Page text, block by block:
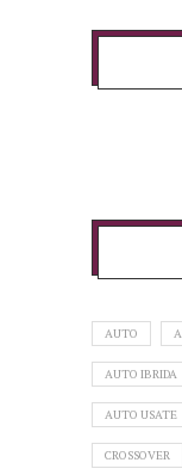
AUTO
AUTO IBRIDA
AUTO USATE
CROSSOVER